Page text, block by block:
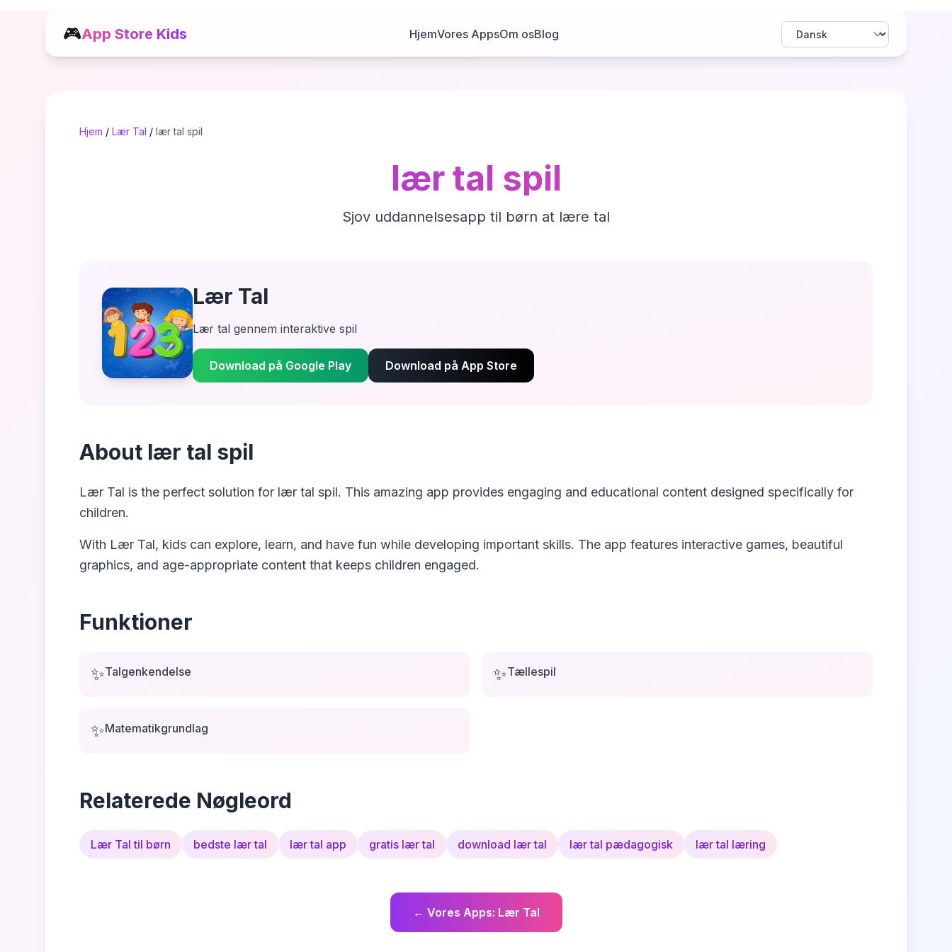
🎮App Store Kids HjemVores AppsOm osBlog
Hjem / Lær Tal / lær tal spil
lær tal spil
Sjov uddannelsesapp til børn at lære tal
Lær Tal
Lær tal gennem interaktive spil
Download på Google Play Download på App Store
About lær tal spil
Lær Tal is the perfect solution for lær tal spil. This amazing app provides engaging and educational content designed specifically for
children.
With Lær Tal, kids can explore, learn, and have fun while developing important skills. The app features interactive games, beautiful
graphics, and age-appropriate content that keeps children engaged.
Funktioner
✨Talgenkendelse ✨Tællespil
✨Matematikgrundlag
Relaterede Nøgleord
Lær Tal til børn bedste lær tal lær tal app gratis lær tal download lær tal lær tal pædagogisk lær tal læring
← Vores Apps: Lær Tal